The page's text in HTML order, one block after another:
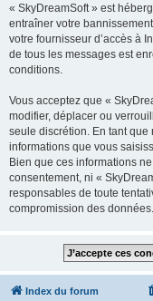
« SkyDreamSoft » est
entraîner votre
votre fournisseur d’accès à
de tous les messages est
conditions.
Vous acceptez que «
modifier, déplacer ou
seule discrétion. En tant
informations que vous
Bien que ces informations
consentement, ni «
responsables de toute
compromission des données.
Index du forum